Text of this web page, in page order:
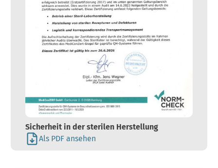
Sicherheit in der sterilen Herstellung
Als PDF ansehen